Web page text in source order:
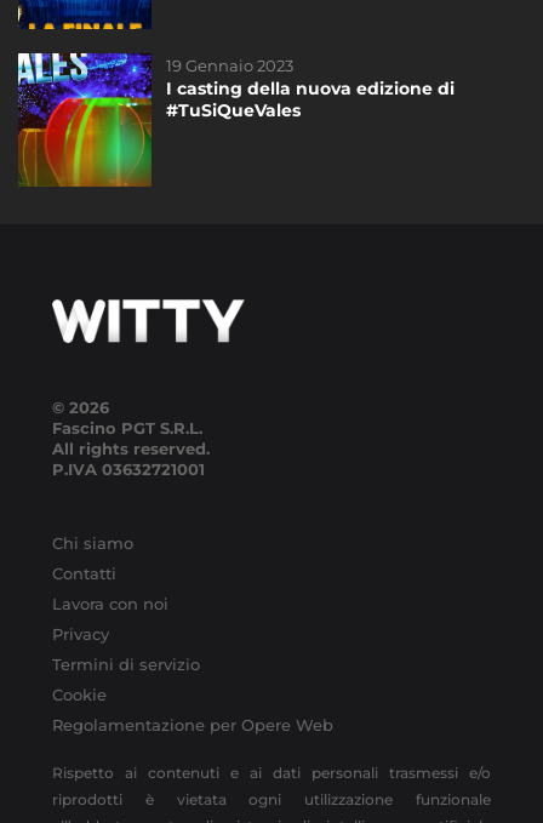
19 Gennaio 2023
I casting della nuova edizione di
#TuSiQueVales
15 Novembre 2024
La Finale di #TuSiQueVales vi aspetta
sabato 16 Novembre
© 2026
Fascino PGT S.R.L.
All rights reserved.
P.IVA 03632721001
Chi siamo
Contatti
Lavora con noi
Privacy
Termini di servizio
Cookie
Regolamentazione per Opere Web
Rispetto ai contenuti e ai dati personali trasmessi e/o
riprodotti è vietata ogni utilizzazione funzionale